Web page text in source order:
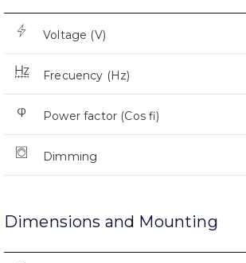
Voltage (V)
Frecuency (Hz)
Power factor (Cos fi)
Dimming
Dimensions and Mounting